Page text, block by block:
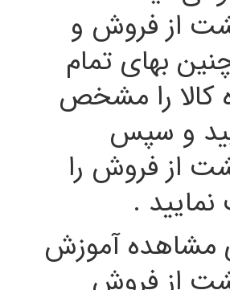
از فروش و
بهای تمام
کالا را مشخص
و سپس
از فروش را
.
مشاهده آموزش